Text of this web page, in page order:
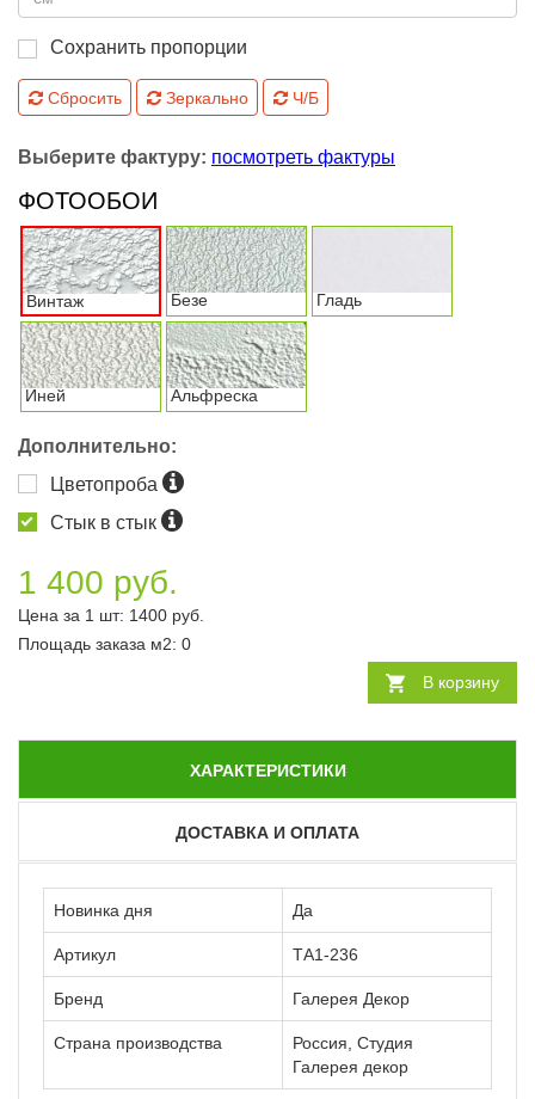
Сохранить пропорции
Сбросить Зеркально Ч/Б
Выберите фактуру: посмотреть фактуры
ФОТООБОИ
Винтаж Безе Гладь
Иней Альфреска
Дополнительно:
Цветопроба
Стык в стык
1 400 руб.
Цена за 1 шт: 1400 руб.
Площадь заказа м2: 0
В корзину
ХАРАКТЕРИСТИКИ
ДОСТАВКА И ОПЛАТА
Новинка дня Да
Артикул ТА1-236
Бренд Галерея Декор
Страна производства
Россия, Студия
Галерея декор